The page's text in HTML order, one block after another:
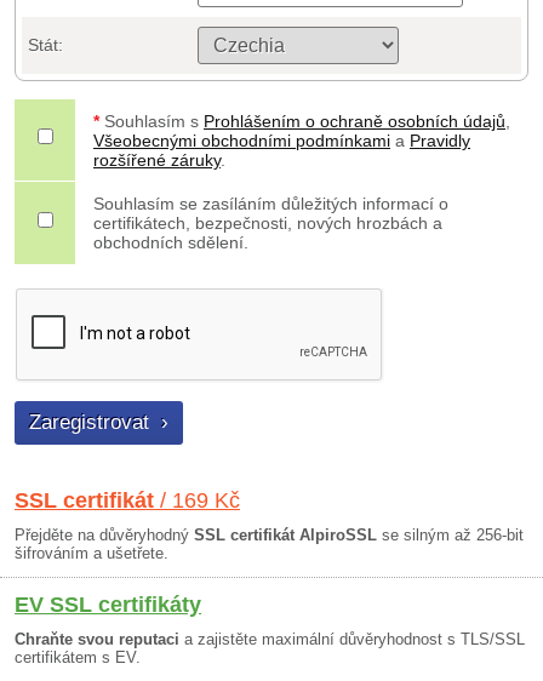
Stát:
* Souhlasím s Prohlášením o ochraně osobních údajů
Všeobecnými obchodními podmínkami a Pravidly
rozšířené záruky.
Souhlasím se zasíláním důležitých informací o
certifikátech, bezpečnosti, nových hrozbách a
obchodních sdělení.
SSL certifikát / 169 Kč
Přejděte na důvěryhodný SSL certifikát AlpiroSSL se silným až 256-bit
šifrováním a ušetřete.
EV SSL certifikáty
Chraňte svou reputaci a zajistěte maximální důvěryhodnost s TLS/SSL
certifikátem s EV.